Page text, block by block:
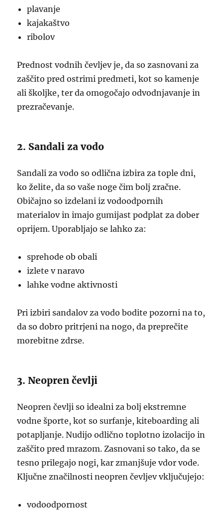
plavanje
kajakaštvo
ribolov
Prednost vodnih čevljev je, da so zasnovani za
zaščito pred ostrimi predmeti, kot so kamenje
ali školjke, ter da omogočajo odvodnjavanje in
prezračevanje.
2. Sandali za vodo
Sandali za vodo so odlična izbira za tople dni,
ko želite, da so vaše noge čim bolj zračne.
Običajno so izdelani iz vodoodpornih
materialov in imajo gumijast podplat za dober
oprijem. Uporabljajo se lahko za:
sprehode ob obali
izlete v naravo
lahke vodne aktivnosti
Pri izbiri sandalov za vodo bodite pozorni na to,
da so dobro pritrjeni na nogo, da preprečite
morebitne zdrse.
3. Neopren čevlji
Neopren čevlji so idealni za bolj ekstremne
vodne športe, kot so surfanje, kiteboarding ali
potapljanje. Nudijo odlično toplotno izolacijo in
zaščito pred mrazom. Zasnovani so tako, da se
tesno prilegajo nogi, kar zmanjšuje vdor vode.
Ključne značilnosti neopren čevljev vključujejo:
vodoodpornost